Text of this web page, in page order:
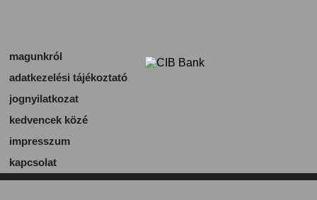
magunkról
adatkezelési tájékoztató
jognyilatkozat
kedvencek közé
impresszum
kapcsolat